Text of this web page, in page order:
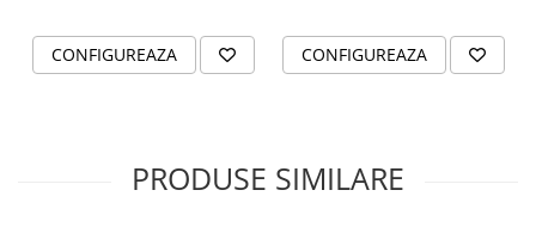
CONFIGUREAZA CONFIGUREAZA
PRODUSE SIMILARE